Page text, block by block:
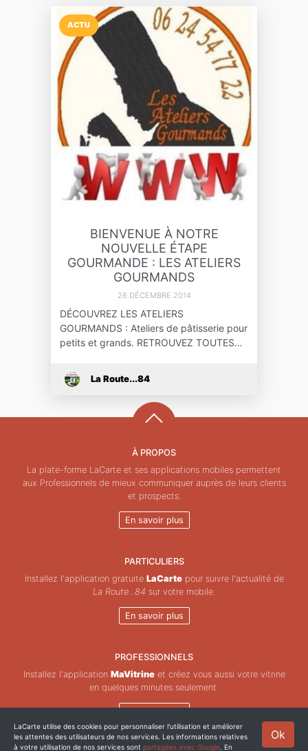
ACTU
BIENVENUE À NOTRE
NOUVELLE ÉTAPE
GOURMANDE : LES ATELIERS
GOURMANDS
26 DÉCEMBRE 2014
DÉCOUVREZ LES ATELIERS
GOURMANDS : Ateliers de pâtisserie pour
petits et grands. RETROUVEZ TOUTES…
La Route...84
À PROPOS
La plate-forme LaCarte et ses applications mobiles permettent
aux Professionnels de mieux communiquer auprès de leurs clients
et prospects.
En savoir plus
PARTICULIERS
Installez l'application gratuite LaCartepour suivre l'actualité de
La Route...84 sur votre mobile.
En savoir plus
PROFESSIONNELS
Installez l'application MaVitrineet créez vous aussi votre vitrine
en quelques minutes seulement.
En savoir plus
Copyright © ZeMAP 2026 - Tous droits réservés. Ok
LaCarte utilise des cookies pour personnaliser l'utilisation et améliorer
les attentes des utilisateurs de nos services. Les informations relatives
à votre utilisation de nos services sont partagées avec Google . En